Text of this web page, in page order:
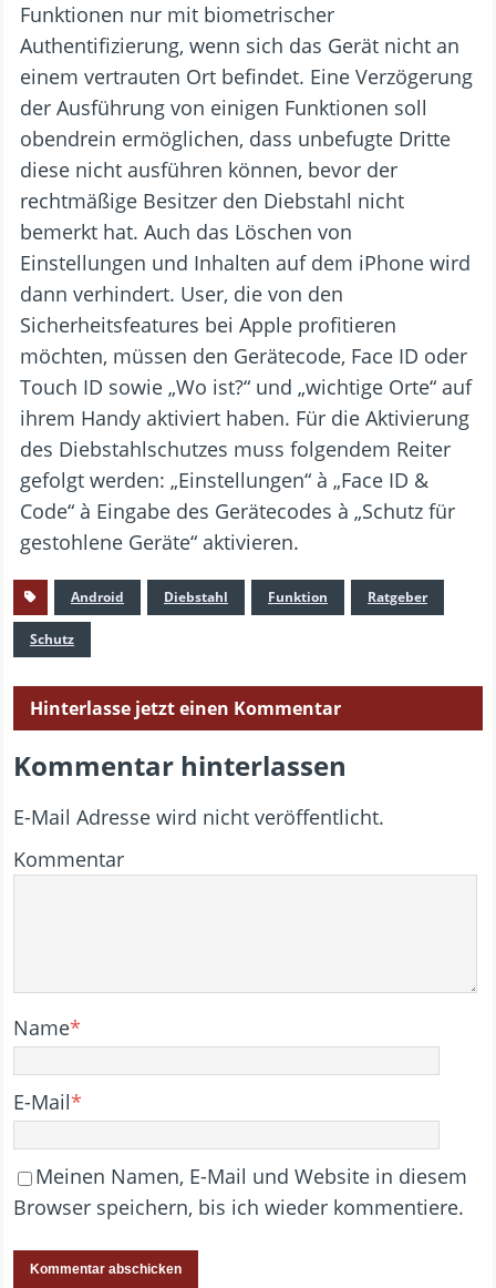
Funktionen nur mit biometrischer
Authentifizierung, wenn sich das Gerät nicht an
einem vertrauten Ort befindet. Eine Verzögerung
der Ausführung von einigen Funktionen soll
obendrein ermöglichen, dass unbefugte Dritte
diese nicht ausführen können, bevor der
rechtmäßige Besitzer den Diebstahl nicht
bemerkt hat. Auch das Löschen von
Einstellungen und Inhalten auf dem iPhone wird
dann verhindert. User, die von den
Sicherheitsfeatures bei Apple profitieren
möchten, müssen den Gerätecode, Face ID oder
Touch ID sowie „Wo ist?“ und „wichtige Orte“ auf
ihrem Handy aktiviert haben. Für die Aktivierung
des Diebstahlschutzes muss folgendem Reiter
gefolgt werden: „Einstellungen“ à „Face ID &
Code“ à Eingabe des Gerätecodes à „Schutz für
gestohlene Geräte“ aktivieren.
Android Diebstahl Funktion Ratgeber
Schutz
Hinterlasse jetzt einen Kommentar
Kommentar hinterlassen
E-Mail Adresse wird nicht veröffentlicht.
Kommentar
Name*
E-Mail*
Meinen Namen, E-Mail und Website in diesem
Browser speichern, bis ich wieder kommentiere.